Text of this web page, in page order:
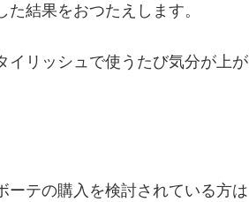
結果をおつたえします。
イリッシュで使うたび気分が上が
ーテの購入を検討されている方は